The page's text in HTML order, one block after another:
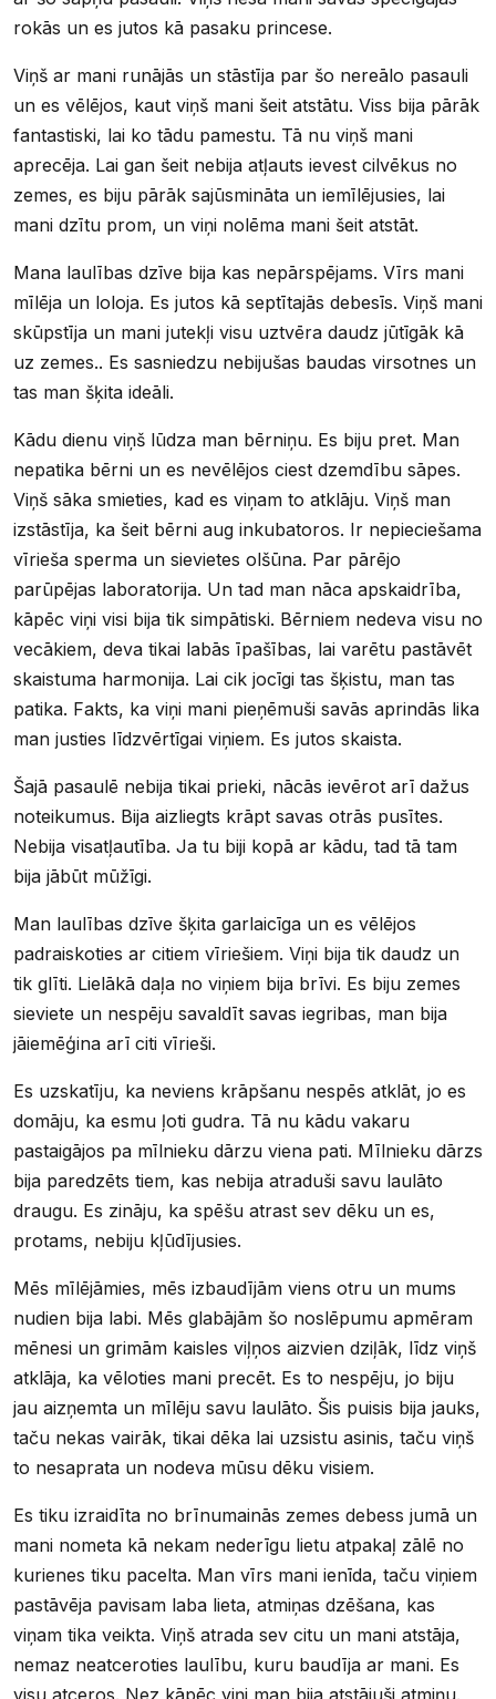
rokās un es jutos kā pasaku princese.
Viņš ar mani runājās un stāstīja par šo nereālo pasauli
un es vēlējos, kaut viņš mani šeit atstātu. Viss bija pārāk
fantastiski, lai ko tādu pamestu. Tā nu viņš mani
aprecēja. Lai gan šeit nebija atļauts ievest cilvēkus no
zemes, es biju pārāk sajūsmināta un iemīlējusies, lai
mani dzītu prom, un viņi nolēma mani šeit atstāt.
Mana laulības dzīve bija kas nepārspējams. Vīrs mani
mīlēja un loloja. Es jutos kā septītajās debesīs. Viņš mani
skūpstīja un mani jutekļi visu uztvēra daudz jūtīgāk kā
uz zemes.. Es sasniedzu nebijušas baudas virsotnes un
tas man šķita ideāli.
Kādu dienu viņš lūdza man bērniņu. Es biju pret. Man
nepatika bērni un es nevēlējos ciest dzemdību sāpes.
Viņš sāka smieties, kad es viņam to atklāju. Viņš man
izstāstīja, ka šeit bērni aug inkubatoros. Ir nepieciešama
vīrieša sperma un sievietes olšūna. Par pārējo
parūpējas laboratorija. Un tad man nāca apskaidrība,
kāpēc viņi visi bija tik simpātiski. Bērniem nedeva visu no
vecākiem, deva tikai labās īpašības, lai varētu pastāvēt
skaistuma harmonija. Lai cik jocīgi tas šķistu, man tas
patika. Fakts, ka viņi mani pieņēmuši savās aprindās lika
man justies līdzvērtīgai viņiem. Es jutos skaista.
Šajā pasaulē nebija tikai prieki, nācās ievērot arī dažus
noteikumus. Bija aizliegts krāpt savas otrās pusītes.
Nebija visatļautība. Ja tu biji kopā ar kādu, tad tā tam
bija jābūt mūžīgi.
Man laulības dzīve šķita garlaicīga un es vēlējos
padraiskoties ar citiem vīriešiem. Viņi bija tik daudz un
tik glīti. Lielākā daļa no viņiem bija brīvi. Es biju zemes
sieviete un nespēju savaldīt savas iegribas, man bija
jāiemēģina arī citi vīrieši.
Es uzskatīju, ka neviens krāpšanu nespēs atklāt, jo es
domāju, ka esmu ļoti gudra. Tā nu kādu vakaru
pastaigājos pa mīlnieku dārzu viena pati. Mīlnieku dārzs
bija paredzēts tiem, kas nebija atraduši savu laulāto
draugu. Es zināju, ka spēšu atrast sev dēku un es,
protams, nebiju kļūdījusies.
Mēs mīlējāmies, mēs izbaudījām viens otru un mums
nudien bija labi. Mēs glabājām šo noslēpumu apmēram
mēnesi un grimām kaisles viļņos aizvien dziļāk, līdz viņš
atklāja, ka vēloties mani precēt. Es to nespēju, jo biju
jau aizņemta un mīlēju savu laulāto. Šis puisis bija jauks,
taču nekas vairāk, tikai dēka lai uzsistu asinis, taču viņš
to nesaprata un nodeva mūsu dēku visiem.
Es tiku izraidīta no brīnumainās zemes debess jumā un
mani nometa kā nekam nederīgu lietu atpakaļ zālē no
kurienes tiku pacelta. Man vīrs mani ienīda, taču viņiem
pastāvēja pavisam laba lieta, atmiņas dzēšana, kas
viņam tika veikta. Viņš atrada sev citu un mani atstāja,
nemaz neatceroties laulību, kuru baudīja ar mani. Es
visu atceros. Nez kāpēc viņi man bija atstājuši atmiņu.